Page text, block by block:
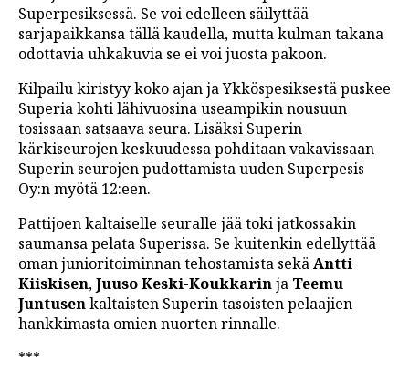
Superpesiksessä. Se voi edelleen säilyttää
sarjapaikkansa tällä kaudella, mutta kulman takana
odottavia uhkakuvia se ei voi juosta pakoon.
Kilpailu kiristyy koko ajan ja Ykköspesiksestä puskee
Superia kohti lähivuosina useampikin nousuun
tosissaan satsaava seura. Lisäksi Superin
kärkiseurojen keskuudessa pohditaan vakavissaan
Superin seurojen pudottamista uuden Superpesis
Oy:n myötä 12:een.
Pattijoen kaltaiselle seuralle jää toki jatkossakin
saumansa pelata Superissa. Se kuitenkin edellyttää
oman junioritoiminnan tehostamista sekäAntti
Kiiskisen,Juuso Keski-Koukkarinja Teemu
Juntusenkaltaisten Superin tasoisten pelaajien
hankkimasta omien nuorten rinnalle.
***